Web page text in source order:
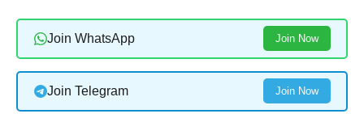
Join WhatsApp Join Now
Join Telegram Join Now